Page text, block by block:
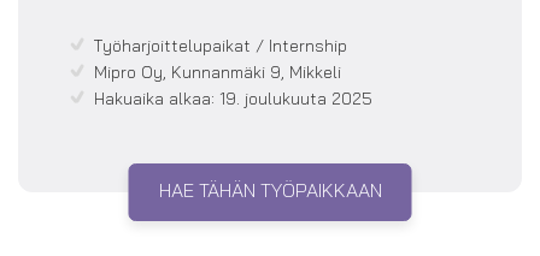
Työharjoittelupaikat / Internship
Mipro Oy, Kunnanmäki 9, Mikkeli
Hakuaika alkaa: 19. joulukuuta 2025
HAE TÄHÄN TYÖPAIKKAAN